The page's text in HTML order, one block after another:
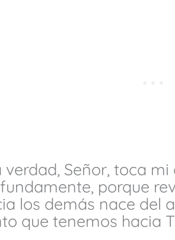
verdad, Señor, toca
porque
los demás nace del
que tenemos hacia